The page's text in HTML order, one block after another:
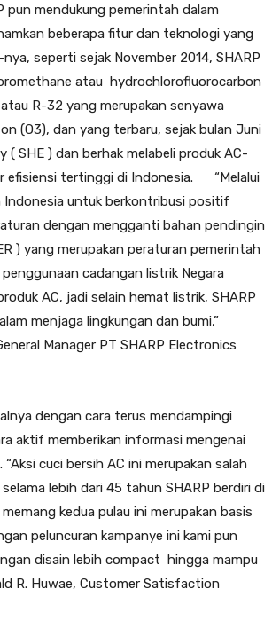
pun mendukung pemerintah dalam
beberapa fitur dan teknologi yang
seperti sejak November 2014, SHARP
atau hydrochlorofluorocarbon
R-32 yang merupakan senyawa
(O3), dan yang terbaru, sejak bulan Juni
SHE ) dan berhak melabeli produk AC-
efisiensi tertinggi di Indonesia. “Melalui
Indonesia untuk berkontribusi positif
dengan mengganti bahan pendingin
) yang merupakan peraturan pemerintah
cadangan listrik Negara
AC, jadi selain hemat listrik, SHARP
menjaga lingkungan dan bumi,”
Manager PT SHARP Electronics
dengan cara terus mendampingi
aktif memberikan informasi mengenai
cuci bersih AC ini merupakan salah
lebih dari 45 tahun SHARP berdiri di
kedua pulau ini merupakan basis
peluncuran kampanye ini kami pun
disain lebih compact hingga mampu
R. Huwae, Customer Satisfaction